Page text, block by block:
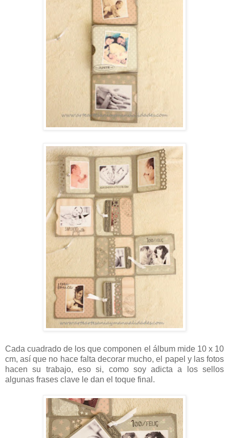
Cada cuadrado de los que componen el álbum mide 10 x 10
cm, así que no hace falta decorar mucho, el papel y las fotos
hacen su trabajo, eso si, como soy adicta a los sellos
algunas frases clave le dan el toque final.